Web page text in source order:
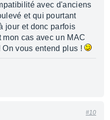
avec d'anciens
et qui pourtant
jour et donc parfois
cas avec un MAC
On vous entend plus !
#10